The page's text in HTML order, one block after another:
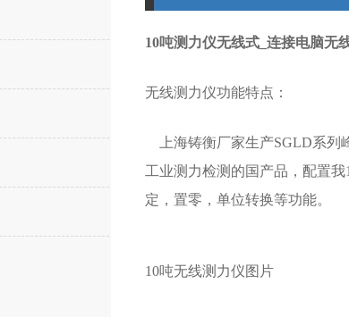
10吨测力仪无线式_连接电脑无
无线测力仪功能特点：
上海铸衡厂家生产SGLD系列
工业测力检测的国产品，配置
定，置零，单位转换等功能。
10吨无线测力仪图片